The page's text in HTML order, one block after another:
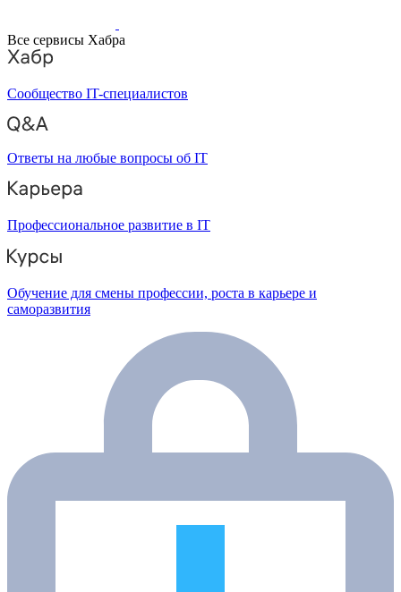
Все сервисы Хабра
Сообщество IT-специалистов
Ответы на любые вопросы об IT
Профессиональное развитие в IT
Обучение для смены профессии, роста в карьере и
саморазвития